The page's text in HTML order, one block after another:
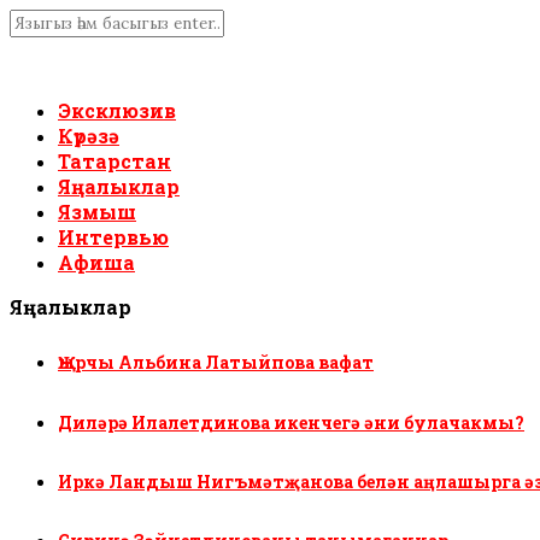
Эксклюзив
Күрәзә
Татарстан
Яңалыклар
Язмыш
Интервью
Афиша
Яңалыклар
Җырчы Альбина Латыйпова вафат
Диләрә Илалетдинова икенчегә әни булачакмы?
Иркә Ландыш Нигъмәтҗанова белән аңлашырга